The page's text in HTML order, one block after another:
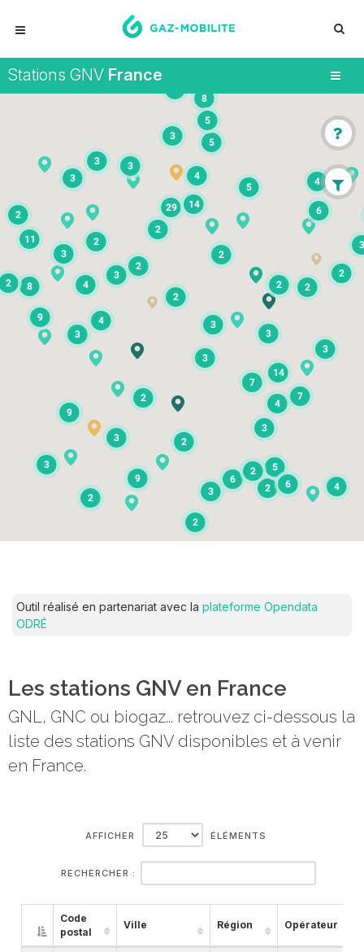
Stations GNV France
9
6
7
8
29
3
3
14
4
2
6
3
8
4
7
9
5
9
2
11
2
2
2
6
2
14
3
4
5
2
3
3
3
3
2
4
3
2
3
3
4
5
3 3
2
2
3
3
2
2
3
2
2
5
4
2
Outil réalisé en partenariat avec la plateforme Opendata
ODRÉ
Les stations GNV en France
GNL, GNC ou biogaz... retrouvez ci-dessous la
liste des stations GNV disponibles et à venir
en France.
AFFICHER ÉLÉMENTS
RECHERCHER :
Code
postal
Ville Région Opérateur